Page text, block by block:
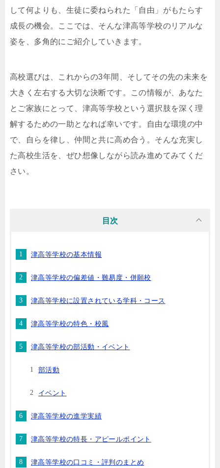
して何よりも、生徒に委ねられた「自由」がもたらす
成長の機会。ここでは、そんな津高等学校のリアルな
姿を、多角的にご紹介していきます。
高校選びは、これからの3年間、そしてその先の未来を
大きく左右する大切な決断です。この情報が、あなた
とご家族にとって、津高等学校という選択肢を深く理
解するための一助となれば幸いです。自由な環境の中
で、自らを律し、仲間と共に高め合う。そんな充実し
た高校生活を、ぜひ想像しながら読み進めてみてくだ
さい。
目次
津高等学校の基本情報
津高等学校の偏差値・難易度・併願校
津高等学校に設置されている学科・コース
津高等学校の特色・校風
津高等学校の部活動・イベント
部活動
イベント
津高等学校の進学実績
津高等学校の特長・アピールポイント
津高等学校の口コミ・評判のまとめ